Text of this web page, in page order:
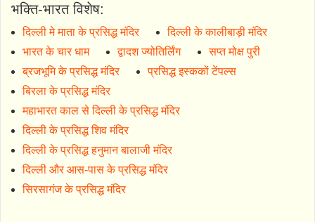
भक्ति-भारत विशेष:
दिल्ली मे माता के प्रसिद्ध मंदिर
दिल्ली के कालीबाड़ी मंदिर
भारत के चार धाम
द्वादश ज्योतिर्लिंग
सप्त मोक्ष पुरी
ब्रजभूमि के प्रसिद्ध मंदिर
प्रसिद्ध इस्ककों टेंपल्स
बिरला के प्रसिद्ध मंदिर
महाभारत काल से दिल्ली के प्रसिद्ध मंदिर
दिल्ली के प्रसिद्ध शिव मंदिर
दिल्ली के प्रसिद्ध हनुमान बालाजी मंदिर
दिल्ली और आस-पास के प्रसिद्ध मंदिर
सिरसागंज के प्रसिद्ध मंदिर